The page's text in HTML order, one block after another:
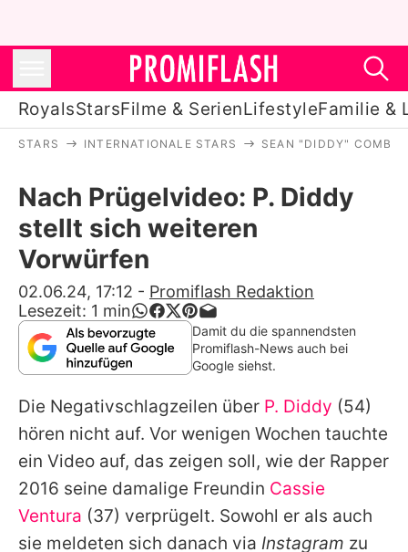
RoyalsStarsFilme & SerienLifestyleFamilie &
Stars
Filme & Serien
Lifestyle
Familie & Liebe
Promiflash Exklusiv
Alle Themen auf Promiflash
Jobs
App runterladen
Team
STARS INTERNATIONALE STARS SEAN "DIDDY" COMBS
Nach Prügelvideo: P. Diddy
stellt sich weiteren
Vorwürfen
02.06.24, 17:12 - Promiflash Redaktion
Lesezeit: 1 min
Damit du die spannendsten
Promiflash-News auch bei
Google siehst.
Die Negativschlagzeilen über P. Diddy (54)
hören nicht auf. Vor wenigen Wochen tauchte
ein Video auf, das zeigen soll, wie der Rapper
2016 seine damalige Freundin Cassie
Ventura (37) verprügelt. Sowohl er als auch
sie meldeten sich danach via Instagram zu